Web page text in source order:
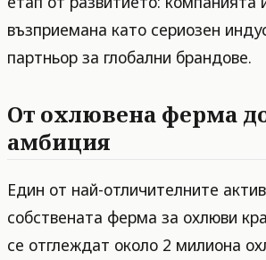
възприемана като сериозен
партньор за глобални брандове.
От охлювена ферма
амбиция
Един от най-отличителните
собствената ферма за охлюви
се отглеждат около 2 милиона